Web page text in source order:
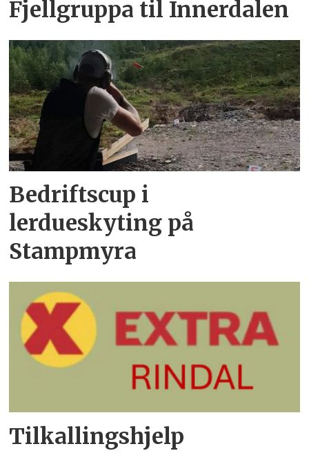
Fjellgruppa til Innerdalen
Bedriftscup i
lerdueskyting på
Stampmyra
Tilkallingshjelp